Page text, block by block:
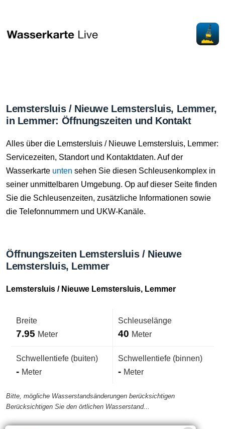
Lemstersluis / Nieuwe Lemstersluis, Lemmer,
in Lemmer: Öffnungszeiten und Kontakt
Alles über die Lemstersluis / Nieuwe Lemstersluis, Lemmer:
Servicezeiten, Standort und Kontaktdaten. Auf der
Wasserkarte unten sehen Sie diesen Schleusenkomplex in
seiner unmittelbaren Umgebung. Op auf dieser Seite finden
Sie die Schleusenzeiten, zusätzliche Informationen sowie
die Telefonnummern und UKW-Kanäle.
Öffnungszeiten Lemstersluis / Nieuwe
Lemstersluis, Lemmer
Lemstersluis / Nieuwe Lemstersluis, Lemmer
Breite
7.95 Meter
Schleuselänge
40 Meter
Schwellentiefe (buiten)
- Meter
Schwellentiefe (binnen)
- Meter
Bitte, mögliche Wasserstandsänderungen berücksichtigen
Berücksichtigen Sie den örtlichen Wasserstand...